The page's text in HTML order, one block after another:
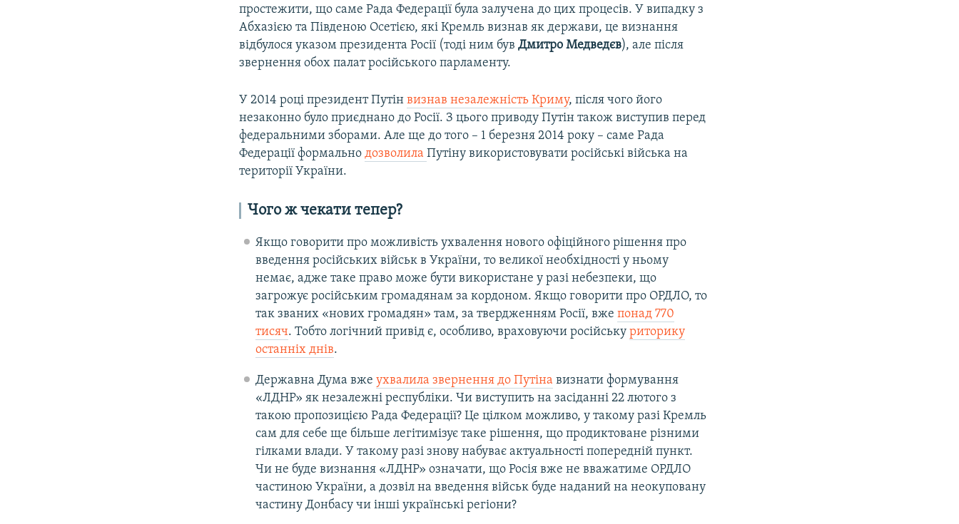
простежити, що саме Рада Федерації була залучена до цих процесів. У випадку з
Абхазією та Південою Осетією, які Кремль визнав як держави, це визнання
відбулося указом президента Росії (тоді ним бувДмитро Медведєв), але після
звернення обох палат російського парламенту.
У 2014 році президент Путінвизнав незалежність Криму, після чого його
незаконно було приєднано до Росії. З цього приводу Путін також виступив перед
федеральними зборами. Але ще до того – 1 березня 2014 року – саме Рада
Федерації формальнодозволилаПутіну використовувати російські війська на
території України.
Чого ж чекати тепер?
Якщо говорити про можливість ухвалення нового офіційного рішення про
введення російських військ в України, то великої необхідності у ньому
немає, адже таке право може бути використане у разі небезпеки, що
загрожує російським громадянам за кордоном. Якщо говорити про ОРДЛО, то
так званих «нових громадян» там, за твердженням Росії, вже понад 770
тисяч. Тобто логічний привід є, особливо, враховуючи російську риторику
останніх днів.
Державна Дума вже ухвалила звернення до Путіна визнати формування
«ЛДНР» як незалежні республіки. Чи виступить на засіданні 22 лютого з
такою пропозицією Рада Федерації? Це цілком можливо, у такому разі Кремль
сам для себе ще більше легітимізує таке рішення, що продиктоване різними
гілками влади. У такому разі знову набуває актуальності попередній пункт.
Чи не буде визнання «ЛДНР» означати, що Росія вже не вважатиме ОРДЛО
частиною України, а дозвіл на введення військ буде наданий на неокуповану
частину Донбасу чи інші українські регіони?